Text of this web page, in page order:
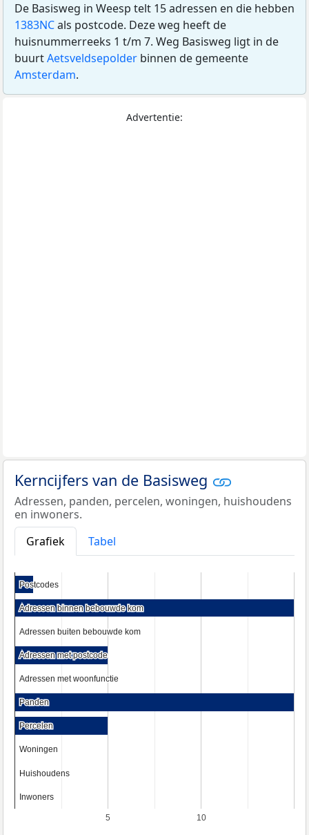
De Basisweg in Weesp telt 15 adressen en die hebben
1383NCals postcode. Deze weg heeft de
huisnummerreeks 1 t/m 7. Weg Basisweg ligt in de
buurtAetsveldsepolder binnen de gemeente
Amsterdam.
Advertentie:
Kerncijfers van de Basisweg
Adressen, panden, percelen, woningen, huishoudens
en inwoners.
Grafiek
Tabel
5 10
Postcodes
Postcodes
Adressen binnen bebouwde kom
Adressen binnen bebouwde kom
Adressen buiten bebouwde kom
Adressen buiten bebouwde kom
Adressen met postcode
Adressen met postcode
Adressen met woonfunctie
Adressen met woonfunctie
Panden
Panden
Percelen
Percelen
Woningen
Woningen
Huishoudens
Huishoudens
Inwoners
Inwoners